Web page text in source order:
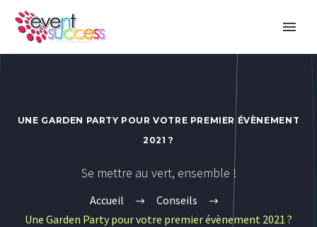
UNE GARDEN PARTY POUR VOTRE PREMIER ÉVÈNEMENT
2021 ?
Se mettre au vert, ensemble !
Accueil
Conseils
Une Garden Party pour votre premier évènement 2021 ?